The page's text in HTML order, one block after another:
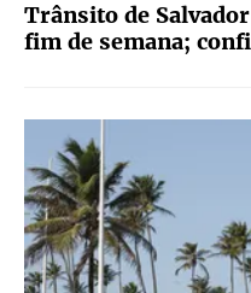
Trânsito de
fim de semana;